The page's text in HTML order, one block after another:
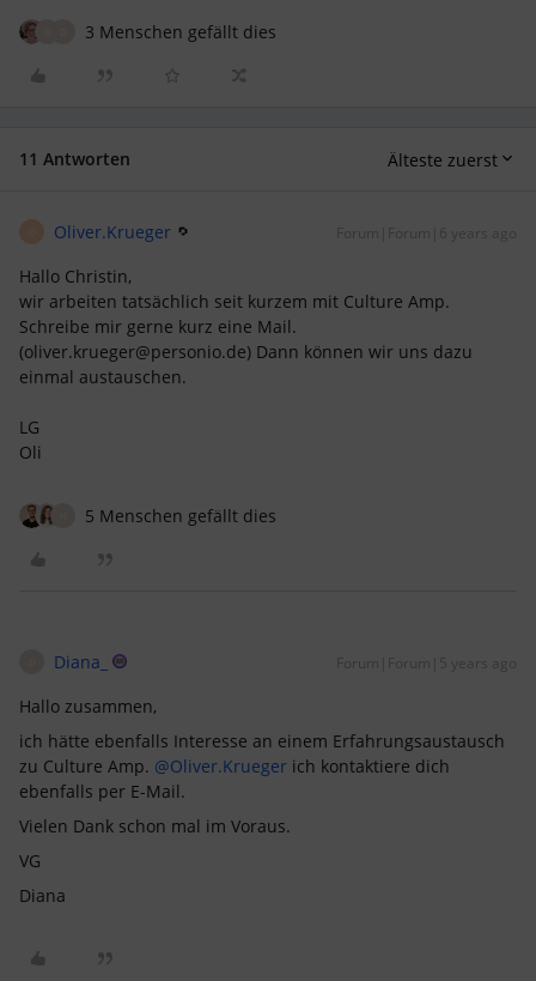
3 Menschen gefällt dies
11 Antworten Älteste zuerst
Oliver.Krueger Forum|Forum|6 years ago
Hallo Christin,
wir arbeiten tatsächlich seit kurzem mit Culture Amp.
Schreibe mir gerne kurz eine Mail.
(oliver.krueger@personio.de) Dann können wir uns dazu
einmal austauschen.
LG
Oli
5 Menschen gefällt dies
Diana_ Forum|Forum|5 years ago
Hallo zusammen,
ich hätte ebenfalls Interesse an einem Erfahrungsaustausch
zu Culture Amp. @Oliver.Krueger ich kontaktiere dich
ebenfalls per E-Mail.
Vielen Dank schon mal im Voraus.
VG
Diana